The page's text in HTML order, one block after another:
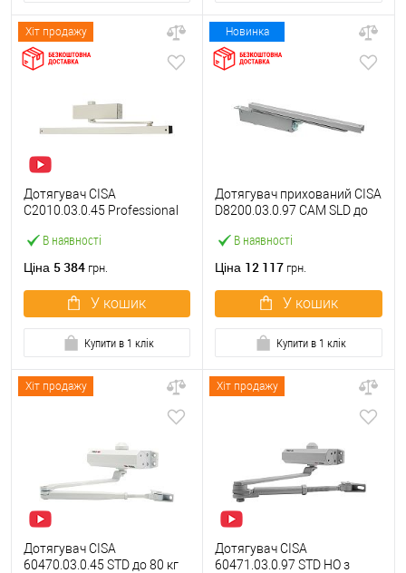
Хіт продажу
В наявності
Дотягувач CISA
C2010.03.0.45 Professional
білий
Ціна 5 384 грн.
У кошик
Купити в 1 клік
Новинка
В наявності
Дотягувач прихований CISA
D8200.03.0.97 CAM SLD до
Ціна 12 117 грн.
У кошик
Купити в 1 клік
Хіт продажу
Дотягувач CISA
60470.03.0.45 STD до 80 кг
Хіт продажу
Дотягувач CISA
60471.03.0.97 STD HO з